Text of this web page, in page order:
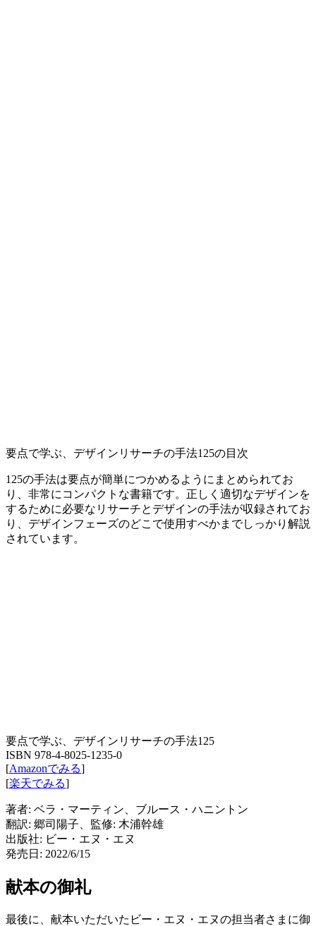
要点で学ぶ、デザインリサーチの手法125の目次
125の手法は要点が簡単につかめるようにまとめられてお
り、非常にコンパクトな書籍です。正しく適切なデザインを
するために必要なリサーチとデザインの手法が収録されてお
り、デザインフェーズのどこで使用すべかまでしっかり解説
されています。
要点で学ぶ、デザインリサーチの手法125
ISBN 978-4-8025-1235-0
[Amazonでみる]
[楽天でみる]
著者: ベラ・マーティン、ブルース・ハニントン
翻訳: 郷司陽子、監修: 木浦幹雄
出版社: ビー・エヌ・エヌ
発売日: 2022/6/15
献本の御礼
最後に、献本いただいたビー・エヌ・エヌの担当者さまに御